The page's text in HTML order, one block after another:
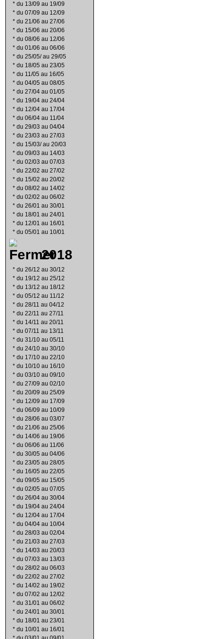
* du 13/09 au 19/09
* du 07/09 au 12/09
* du 21/06 au 27/06
* du 15/06 au 20/06
* du 08/06 au 12/06
* du 01/06 au 06/06
* du 25/05/ au 29/05
* du 18/05 au 23/05
* du 11/05 au 16/05
* du 04/05 au 08/05
* du 27/04 au 01/05
* du 19/04 au 24/04
* du 12/04 au 17/04
* du 06/04 au 11/04
* du 29/03 au 04/04
* du 23/03 au 27/03
* du 15/03/ au 20/03
* du 09/03 au 14/03
* du 02/03 au 07/03
* du 22/02 au 27/02
* du 15/02 au 20/02
* du 08/02 au 14/02
* du 02/02 au 06/02
* du 26/01 au 30/01
* du 18/01 au 24/01
* du 12/01 au 16/01
* du 05/01 au 10/01
2018
* du 26/12 au 30/12
* du 19/12 au 25/12
* du 13/12 au 18/12
* du 05/12 au 11/12
* du 28/11 au 04/12
* du 22/11 au 27/11
* du 14/11 au 20/11
* du 07/11 au 13/11
* du 31/10 au 05/11
* du 24/10 au 30/10
* du 17/10 au 22/10
* du 10/10 au 16/10
* du 03/10 au 09/10
* du 27/09 au 02/10
* du 20/09 au 25/09
* du 12/09 au 17/09
* du 06/09 au 10/09
* du 28/06 au 03/07
* du 21/06 au 25/06
* du 14/06 au 19/06
* du 06/06 au 11/06
* du 30/05 au 04/06
* du 23/05 au 28/05
* du 16/05 au 22/05
* du 09/05 au 15/05
* du 02/05 au 07/05
* du 26/04 au 30/04
* du 19/04 au 24/04
* du 12/04 au 17/04
* du 04/04 au 10/04
* du 28/03 au 02/04
* du 21/03 au 27/03
* du 14/03 au 20/03
* du 07/03 au 13/03
* du 28/02 au 06/03
* du 22/02 au 27/02
* du 14/02 au 19/02
* du 07/02 au 12/02
* du 31/01 au 06/02
* du 24/01 au 30/01
* du 18/01 au 23/01
* du 10/01 au 16/01